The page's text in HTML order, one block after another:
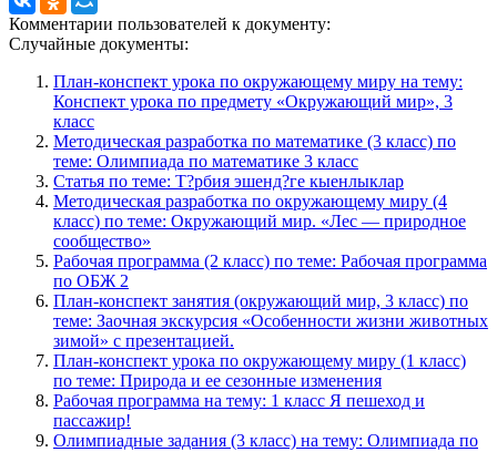
Комментарии пользователей к документу:
Случайные документы:
План-конспект урока по окружающему миру на тему:
Конспект урока по предмету «Окружающий мир», 3
класс
Методическая разработка по математике (3 класс) по
теме: Олимпиада по математике 3 класс
Статья по теме: Т?рбия эшенд?ге кыенлыклар
Методическая разработка по окружающему миру (4
класс) по теме: Окружающий мир. «Лес — природное
сообщество»
Рабочая программа (2 класс) по теме: Рабочая программа
по ОБЖ 2
План-конспект занятия (окружающий мир, 3 класс) по
теме: Заочная экскурсия «Особенности жизни животных
зимой» с презентацией.
План-конспект урока по окружающему миру (1 класс)
по теме: Природа и ее сезонные изменения
Рабочая программа на тему: 1 класс Я пешеход и
пассажир!
Олимпиадные задания (3 класс) на тему: Олимпиада по